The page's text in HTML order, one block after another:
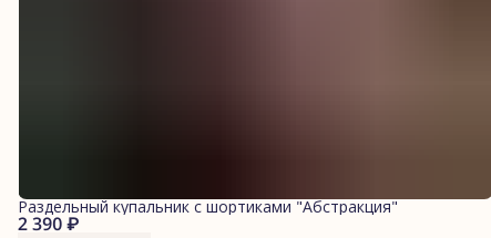
2 390 ₽
Раздельный купальник с шортиками "Абстракция"